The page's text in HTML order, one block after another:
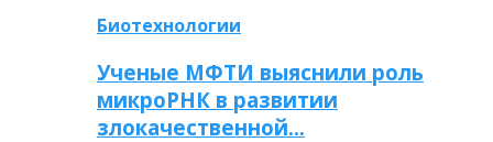
Биотехнологии
Ученые МФТИ выяснили роль
микроРНК в развитии
злокачественной…